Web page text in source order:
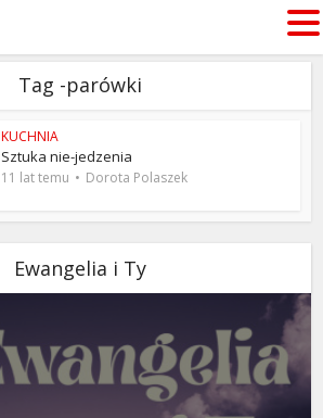
Tag -parówki
KUCHNIA
Sztuka nie-jedzenia
11 lat temu Dorota Polaszek
Ewangelia i Ty